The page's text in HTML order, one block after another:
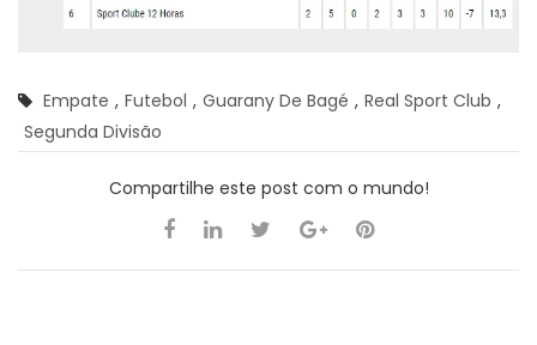
Empate , Futebol , Guarany De Bagé , Real Sport Club ,
Segunda Divisão
Compartilhe este post com o mundo!